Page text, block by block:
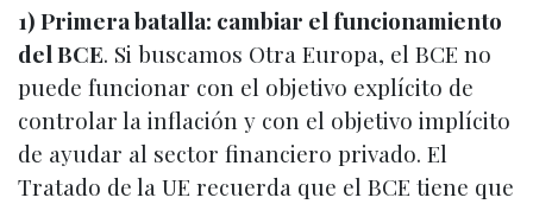
1) Primera batalla: cambiar el funcionamiento
del BCE. Si buscamos Otra Europa, el BCE no
puede funcionar con el objetivo explícito de
controlar la inflación y con el objetivo implícito
de ayudar al sector financiero privado. El
Tratado de la UE recuerda que el BCE tiene que